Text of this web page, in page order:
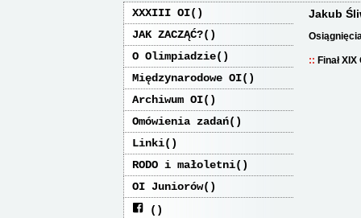
XXXIII OI
JAK ZACZĄĆ?
O Olimpiadzie
Międzynarodowe OI
Archiwum OI
Omówienia zadań
Linki
RODO i małoletni
OI Juniorów
Jakub
Finał